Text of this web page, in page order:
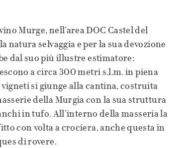
Murge, nell’area DOC Castel del
selvaggia e per la sua devozione
dal suo più illustre estimatore:
a circa 300 metri s.l.m. in piena
si giunge alla cantina, costruita
della Murgia con la sua struttura
in tufo. All’interno della masseria la
con volta a crociera, anche questa in
di rovere.